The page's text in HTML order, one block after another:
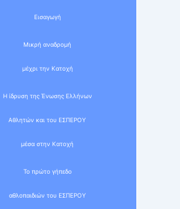
Εισαγωγή
Μικρή αναδρομή
μέχρι την Κατοχή
Η ίδρυση της Ένωσης Ελλήνων
Αθλητών και του ΕΣΠΕΡΟΥ
μέσα στην Κατοχή
Το πρώτο γήπεδο
αθλοπαιδιών του ΕΣΠΕΡΟΥ